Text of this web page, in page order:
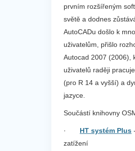
prvním rozšířeným
světě a dodnes
AutoCADu došlo k
uživatelům, přišlo
Autocad 2007 (2006),
uživatelů raději
(pro R 14 a vyšší) a
jazyce.
Součástí knihovny
· HT systém Plus
zatížení